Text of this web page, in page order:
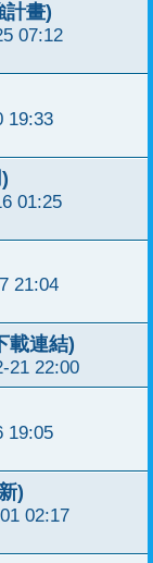
畫)
07:12
19:33
01:25
21:04
載連結)
21 22:00
19:05
)
02:17